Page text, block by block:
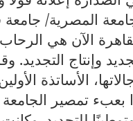
المصرية/ جامعة
الآن هي الرحاب
وإنتاج التجديد.
الأساتذة
بعبء تمصير الجامعة